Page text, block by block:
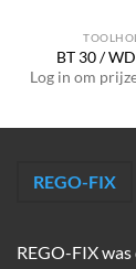
BT 30 /
Log in om
REGO-FIX
REGO-FIX